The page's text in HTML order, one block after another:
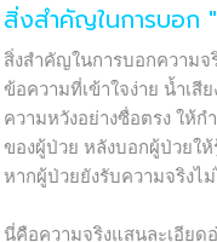
สิ่งสำคัญในการบอก
สิ่งสำคัญในการบอกความ
ข้อความที่เข้าใจง่าย น้ำเสี
ความหวังอย่างซื่อตรง ให้ก
ของผู้ป่วย หลังบอกผู้ป่วยใ
หากผู้ป่วยยังรับความจริงไ
นี่คือความจริงแสนละเอียด